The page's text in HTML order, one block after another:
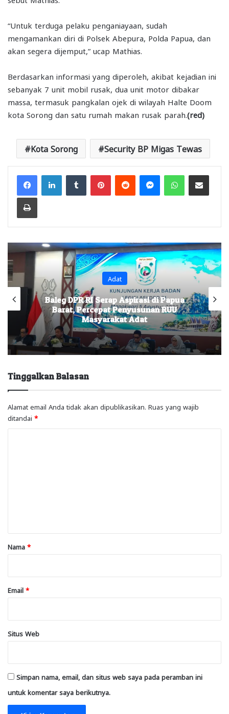
“Untuk terduga pelaku penganiayaan, sudah
mengamankan diri di Polsek Abepura, Polda Papua, dan
akan segera dijemput,” ucap Mathias.
Berdasarkan informasi yang diperoleh, akibat kejadian ini
sebanyak 7 unit mobil rusak, dua unit motor dibakar
massa, termasuk pangkalan ojek di wilayah Halte Doom
kota Sorong dan satu rumah makan rusak parah. (red)
Kota Sorong Security BP Migas Tewas
FacebookLinkedInTumblr PinterestReddit MessengerWhatsAppShare via Email
Print
Adat
Baleg DPR RI Serap Aspirasi di Papua
Barat, Percepat Penyusunan RUU
Masyarakat Adat
Tinggalkan Balasan
Alamat email Anda tidak akan dipublikasikan. Ruas yang wajib
ditandai *
rNama *
Email *
Situs Web
Simpan nama, email, dan situs web saya pada peramban ini
untuk komentar saya berikutnya.